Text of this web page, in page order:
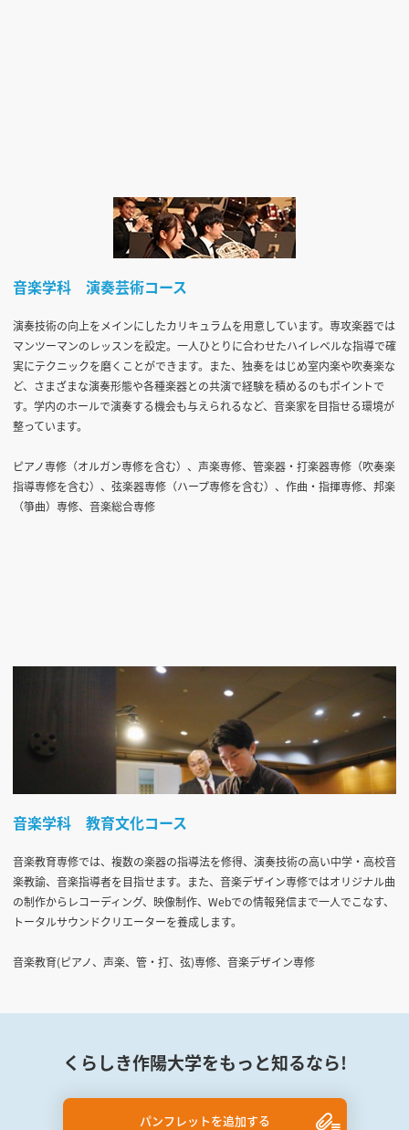
音楽学科 演奏芸術コース
演奏技術の向上をメインにしたカリキュラムを用意しています。専攻楽器では
マンツーマンのレッスンを設定。一人ひとりに合わせたハイレベルな指導で確
実にテクニックを磨くことができます。また、独奏をはじめ室内楽や吹奏楽な
ど、さまざまな演奏形態や各種楽器との共演で経験を積めるのもポイントで
す。学内のホールで演奏する機会も与えられるなど、音楽家を目指せる環境が
整っています。
ピアノ専修（オルガン専修を含む）、声楽専修、管楽器・打楽器専修（吹奏楽
指導専修を含む）、弦楽器専修（ハープ専修を含む）、作曲・指揮専修、邦楽
（箏曲）専修、音楽総合専修
音楽学科 教育文化コース
音楽教育専修では、複数の楽器の指導法を修得、演奏技術の高い中学・高校音
楽教諭、音楽指導者を目指せます。また、音楽デザイン専修ではオリジナル曲
の制作からレコーディング、映像制作、Webでの情報発信まで一人でこなす、
トータルサウンドクリエーターを養成します。
音楽教育(ピアノ、声楽、管・打、弦)専修、音楽デザイン専修
くらしき作陽大学をもっと知るなら!
パンフレットを追加する